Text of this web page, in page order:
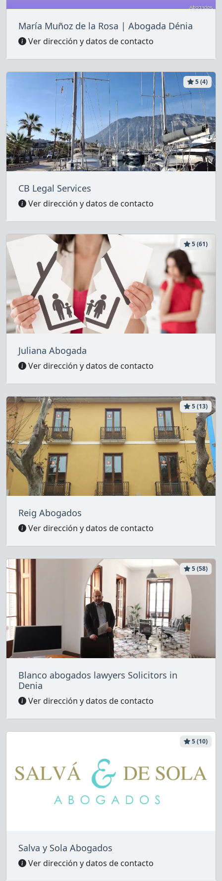
María Muñoz de la Rosa | Abogada Dénia
Ver dirección y datos de contacto
5 (4)
CB Legal Services
Ver dirección y datos de contacto
5 (61)
Juliana Abogada
Ver dirección y datos de contacto
5 (13)
Reig Abogados
Ver dirección y datos de contacto
5 (58)
Blanco abogados lawyers Solicitors in
Denia
Ver dirección y datos de contacto
5 (10)
Salva y Sola Abogados
Ver dirección y datos de contacto